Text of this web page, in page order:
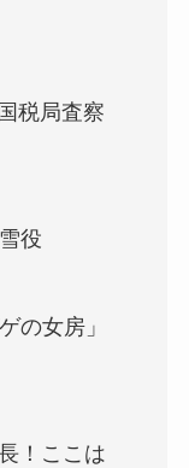
税局査察
役
の女房」
！ここは